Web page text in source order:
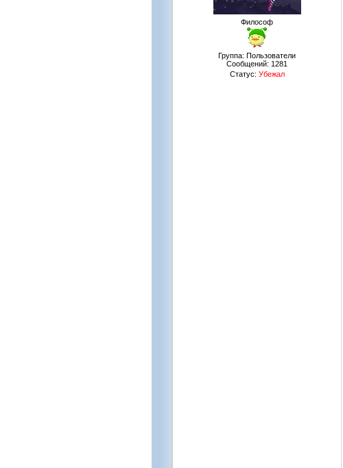
Философ
Группа: Пользователи
Сообщений: 1281
Статус: Убежал